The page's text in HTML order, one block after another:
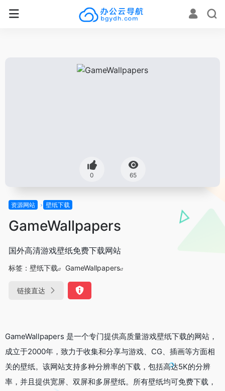
0 65
资源网站 壁纸下载
GameWallpapers
国外高清游戏壁纸免费下载网站
标签： 壁纸下载 GameWallpapers
链接直达
GameWallpapers 是一个专门提供高质量游戏壁纸下载的网站，
成立于2000年，致力于收集和分享与游戏、CG、插画等方面相
关的壁纸。该网站支持多种分辨率的下载，包括高达5K的分辨
率，并且提供宽屏、双屏和多屏壁纸。所有壁纸均可免费下载，